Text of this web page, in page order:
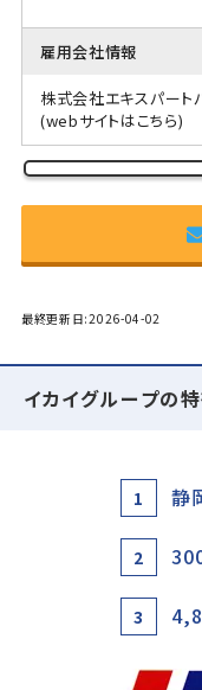
雇用会社情報
株式会社エキスパー
(webサイトはこちら)
最終更新日:2026-04-02
イカイグループの
1 静
2
3